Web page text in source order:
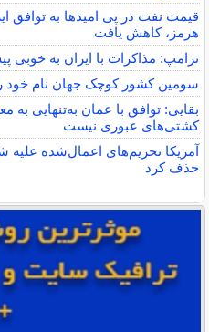
قیمت نفت در پی امیدها به توافق
هرمز، کاهش یافت
ترامپ: مذاکرات با ایران به خوبی
سومین کشور کوچک جهان نام خود را
بقایی: توافق با عمان به‌تنهایی به
کشتی‌های عبوری نیست
آمریکا تحریم‌های اعمال‌شده علیه
حذف کرد